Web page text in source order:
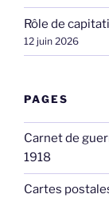
Rôle de
12 juin 2026
PAGES
Carnet de
1918
Cartes